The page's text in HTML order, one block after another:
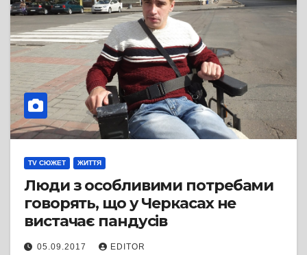
TV СЮЖЕТ ЖИТТЯ
Люди з особливими потребами
говорять, що у Черкасах не
вистачає пандусів
05.09.2017 EDITOR